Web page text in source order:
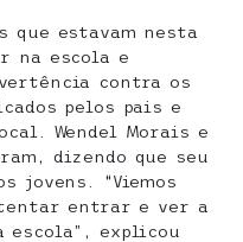
que estavam nesta
na escola e
contra os
pelos pais e
Wendel Morais e
dizendo que seu
jovens. “Viemos
entrar e ver a
escola”, explicou